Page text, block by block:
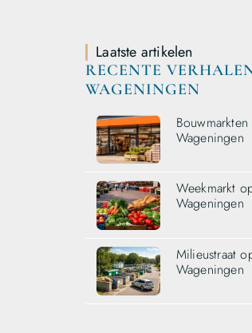
Laatste artikelen
RECENTE
WAGENINGEN
Wageningen
Weekmarkt
Wageningen
Milieustraat
Wageningen